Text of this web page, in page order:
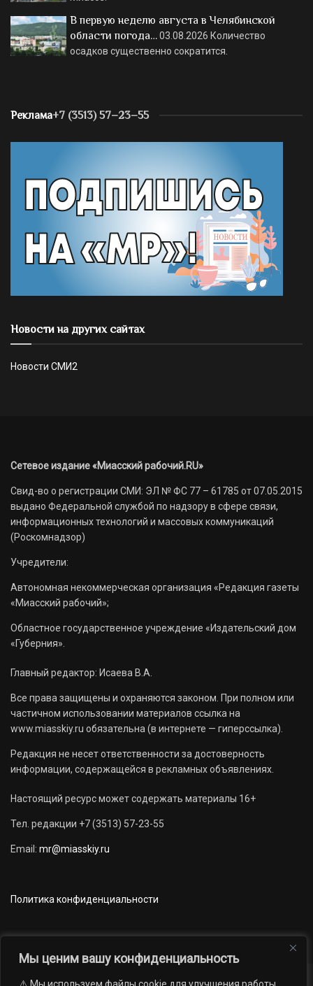
Мы ценим вашу конфиденциальность
В первую неделю августа в Челябинской
области погода…03.08.2026 Количество
осадков существенно сократится.
Реклама+7 (3513) 57–23–55
Новости на других сайтах
Новости СМИ2
Сетевое издание «Миасский рабочий.RU»
Свид-во о регистрации СМИ: ЭЛ № ФС 77 – 61785 от 07.05.2015
выдано Федеральной службой по надзору в сфере связи,
информационных технологий и массовых коммуникаций
(Роскомнадзор)
Учредители:
Автономная некоммерческая организация «Редакция газеты
«Миасский рабочий»;
Областное государственное учреждение «Издательский дом
«Губерния».
Главный редактор: Исаева В.А.
Все права защищены и охраняются законом. При полном или
частичном использовании материалов ссылка на
www.miasskiy.ru обязательна (в интернете — гиперссылка).
Редакция не несет ответственности за достоверность
информации, содержащейся в рекламных объявлениях.
Настоящий ресурс может содержать материалы 16+
Тел. редакции +7 (3513) 57-23-55
Email: mr@miasskiy.ru
Политика конфиденциальности